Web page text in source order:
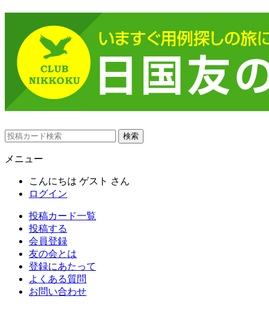
メニュー
こんにちは ゲスト さん
ログイン
投稿カード一覧
投稿する
会員登録
友の会とは
登録にあたって
よくある質問
お問い合わせ